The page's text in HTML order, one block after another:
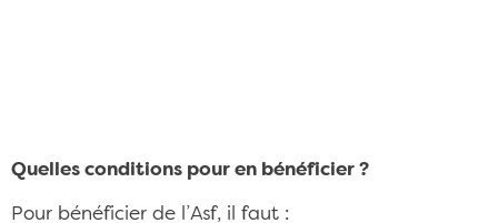
Quelles conditions pour en bénéficier ?
Pour bénéficier de l’Asf, il faut :